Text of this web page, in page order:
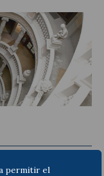
permitir el